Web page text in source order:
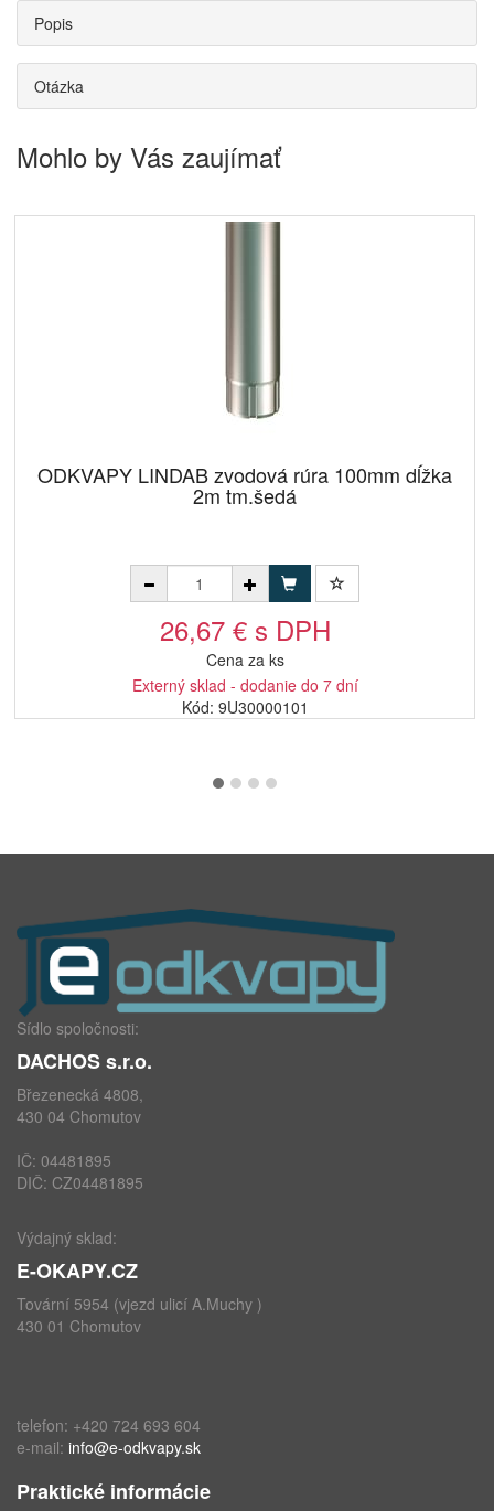
Popis
Otázka
Mohlo by Vás zaujímať
ODKVAPY LINDAB zvodová rúra 100mm dĺžka
2m tm.šedá
26,67 € s DPH
Cena za ks
Externý sklad - dodanie do 7 dní
Kód: 9U30000101
Sídlo spoločnosti:
DACHOS s.r.o.
Březenecká 4808,
430 04 Chomutov
IČ: 04481895
DIČ: CZ04481895
Výdajný sklad:
E-OKAPY.CZ
Tovární 5954 (vjezd ulicí A.Muchy )
430 01 Chomutov
telefon: +420 724 693 604
e-mail: info@e-odkvapy.sk
Praktické informácie